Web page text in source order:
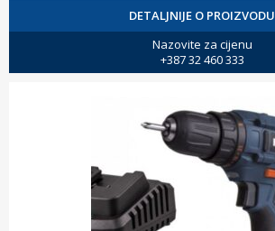
DETALJNIJE O PROIZVODU
Nazovite za cijenu
+387 32 460 333